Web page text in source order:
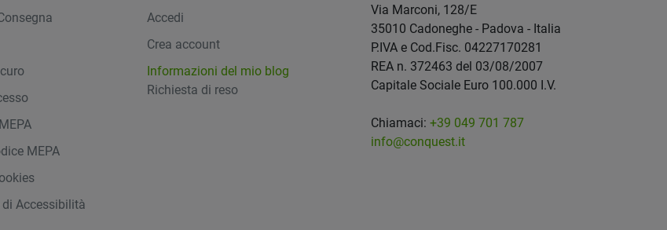
MEPA
Accessibilità
Accedi
Crea account
Informazioni del mio blog
Richiesta di reso
Via Marconi, 128/E
35010 Cadoneghe - Padova - Italia
P.IVA e Cod.Fisc. 04227170281
REA n. 372463 del 03/08/2007
Capitale Sociale Euro 100.000 I.V.
Chiamaci: +39 049 701 787
info@conquest.it